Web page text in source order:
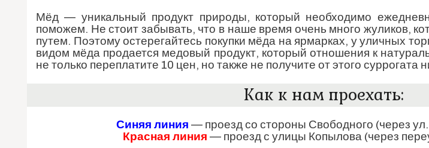
Мёд — уникальный продукт природы, который необходимо
поможем. Не стоит забывать, что в наше время очень много жуликов,
путем. Поэтому остерегайтесь покупки мёда на ярмарках, у уличных
видом мёда продается медовый продукт, который отношения к
не только переплатите 10 цен, но также не получите от этого суррогата
Как к нам проехать:
Синяя линия — проезд со стороны Свободного (через
Красная линия — проезд с улицы Копылова (через